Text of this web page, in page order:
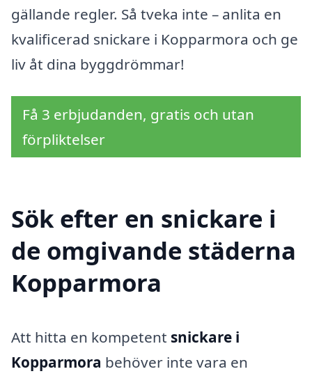
gällande regler. Så tveka inte – anlita en
kvalificerad snickare i Kopparmora och ge
liv åt dina byggdrömmar!
Få 3 erbjudanden, gratis och utan
förpliktelser
Sök efter en snickare i
de omgivande städerna
Kopparmora
Att hitta en kompetent snickare i
Kopparmora behöver inte vara en